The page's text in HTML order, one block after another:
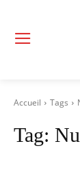
Accueil Tags
Tag: